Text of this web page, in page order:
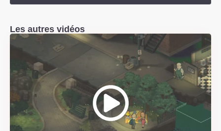
Les autres vidéos